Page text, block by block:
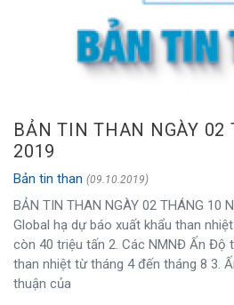
BẢN TIN THAN NGÀY 02
2019
Bản tin than (09.10.2019)
BẢN TIN THAN NGÀY 02 THÁNG 10
Global hạ dự báo xuất khẩu than
còn 40 triệu tấn 2. Các NMNĐ Ấn Độ
than nhiệt từ tháng 4 đến tháng 8 3.
thuận của